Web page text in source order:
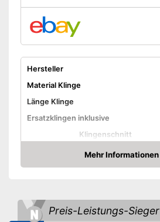
Hersteller
Material Klinge
Länge Klinge
Ersatzklingen inklusive
Klingenschnitt
Rutschfester Griff
Ergonomischer Griff
Aufhängeöse
Für Linkshänder geeignet
Mehr Informationen
Amazon
Preis-Leistungs-Sieger